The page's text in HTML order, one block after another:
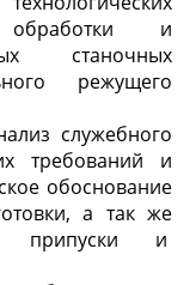
обработки и
станочных
режущего
служебного
требований и
обоснование
а так же
припуски и